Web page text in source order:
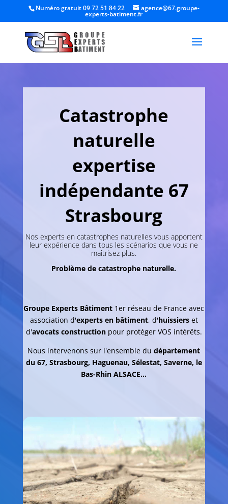
Numéro gratuit 09 72 51 84 22 agence@67.groupe-
experts-batiment.fr
Catastrophe
naturelle
expertise
indépendante 67
Strasbourg
Nos experts en catastrophes naturelles vous apportent
leur expérience dans tous les scénarios que vous ne
maîtrisez plus.
Problème de catastrophe naturelle.
Groupe Experts Bâtiment 1er réseau de France avec
association d'experts en bâtiment, d'huissierset
d'avocats constructionpour protéger VOS intérêts.
Nous intervenons sur l'ensemble dudépartement
du 67, Strasbourg, Haguenau, Sélestat, Saverne, le
Bas-Rhin ALSACE...